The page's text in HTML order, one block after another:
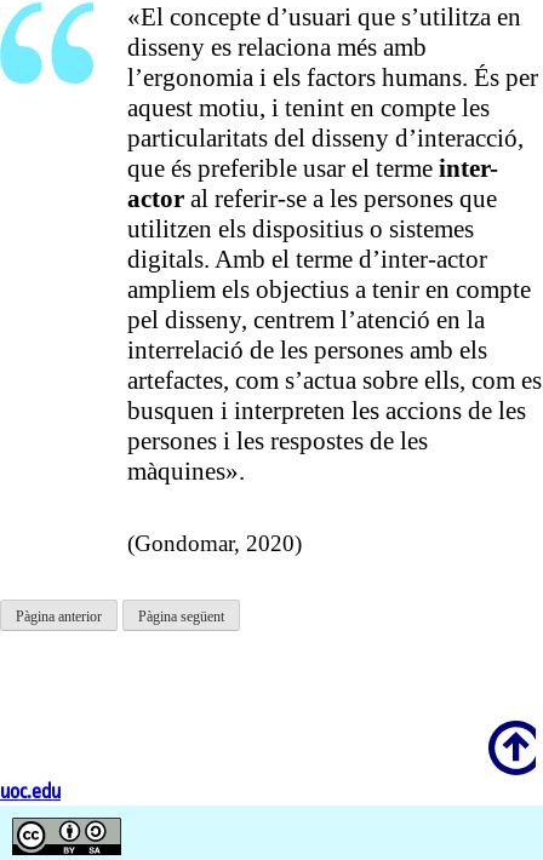
«El concepte d’usuari que s’utilitza en
disseny es relaciona més amb
l’ergonomia i els factors humans. És per
aquest motiu, i tenint en compte les
particularitats del disseny d’interacció,
que és preferible usar el terme inter-
actor al referir-se a les persones que
utilitzen els dispositius o sistemes
digitals. Amb el terme d’inter-actor
ampliem els objectius a tenir en compte
pel disseny, centrem l’atenció en la
interrelació de les persones amb els
artefactes, com s’actua sobre ells, com es
busquen i interpreten les accions de les
persones i les respostes de les
màquines».
(Gondomar, 2020)
Pàgina anterior Pàgina següent
Scroll
uoc.edu